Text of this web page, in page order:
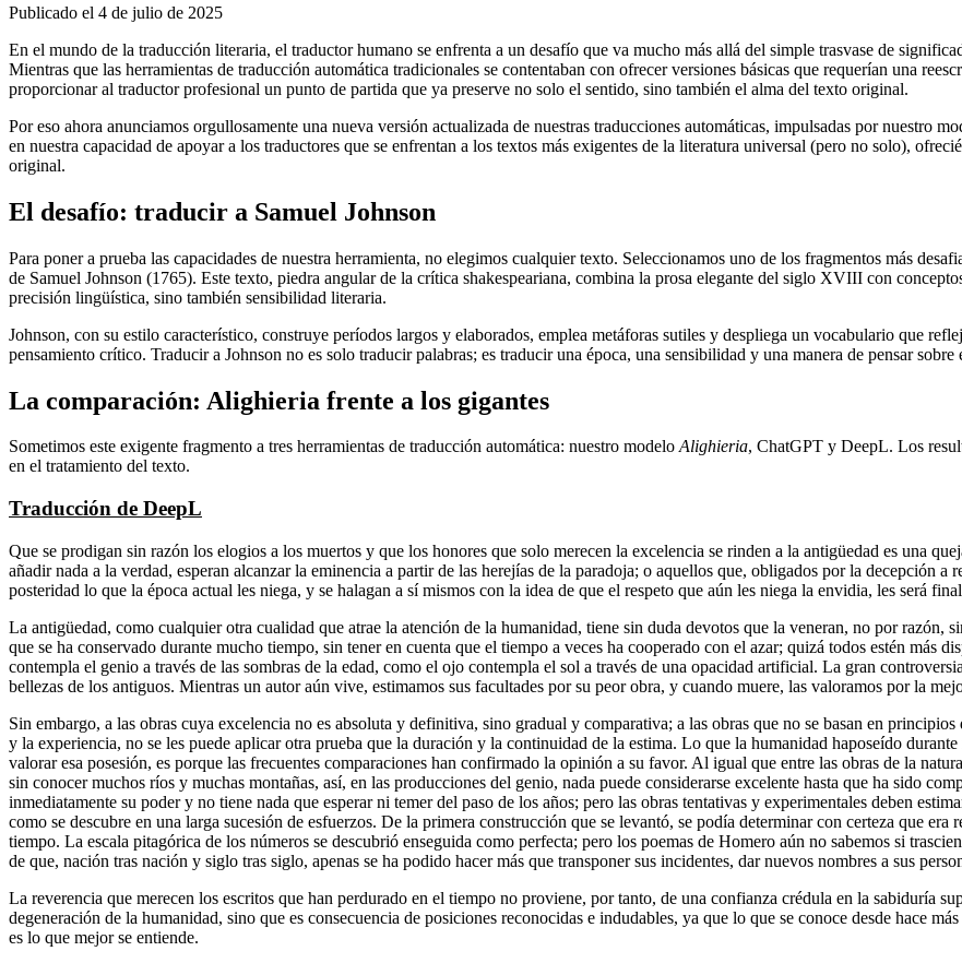
Publicado el 4 de julio de 2025
En el mundo de la traducción literaria, el traductor humano se enfrenta a un desafío que va mucho más allá del simple trasvase de
Mientras que las herramientas de traducción automática tradicionales se contentaban con ofrecer versiones básicas que requerían una
proporcionar al traductor profesional un punto de partida que ya preserve no solo el sentido, sino también el alma del texto original.
Por eso ahora anunciamos orgullosamente una nueva versión actualizada de nuestras traducciones automáticas, impulsadas por nuestro
en nuestra capacidad de apoyar a los traductores que se enfrentan a los textos más exigentes de la literatura universal (pero no solo),
original.
El desafío: traducir a Samuel Johnson
Para poner a prueba las capacidades de nuestra herramienta, no elegimos cualquier texto. Seleccionamos uno de los fragmentos más
de Samuel Johnson (1765). Este texto, piedra angular de la crítica shakespeariana, combina la prosa elegante del siglo XVIII con
precisión lingüística, sino también sensibilidad literaria.
Johnson, con su estilo característico, construye períodos largos y elaborados, emplea metáforas sutiles y despliega un vocabulario que
pensamiento crítico. Traducir a Johnson no es solo traducir palabras; es traducir una época, una sensibilidad y una manera de pensar sobre
La comparación: Alighieria frente a los gigantes
Sometimos este exigente fragmento a tres herramientas de traducción automática: nuestro modeloAlighieria, ChatGPT y DeepL. Los
en el tratamiento del texto.
Traducción de DeepL
Que se prodigan sin razón los elogios a los muertos y que los honores que solo merecen la excelencia se rinden a la antigüedad es una
añadir nada a la verdad, esperan alcanzar la eminencia a partir de las herejías de la paradoja; o aquellos que, obligados por la decepción a
posteridad lo que la época actual les niega, y se halagan a sí mismos con la idea de que el respeto que aún les niega la envidia, les será
La antigüedad, como cualquier otra cualidad que atrae la atención de la humanidad, tiene sin duda devotos que la veneran, no por
que se ha conservado durante mucho tiempo, sin tener en cuenta que el tiempo a veces ha cooperado con el azar; quizá todos estén más
contempla el genio a través de las sombras de la edad, como el ojo contempla el sol a través de una opacidad artificial. La gran
bellezas de los antiguos. Mientras un autor aún vive, estimamos sus facultades por su peor obra, y cuando muere, las valoramos por la
Sin embargo, a las obras cuya excelencia no es absoluta y definitiva, sino gradual y comparativa; a las obras que no se basan en
y la experiencia, no se les puede aplicar otra prueba que la duración y la continuidad de la estima. Lo que la humanidad haposeído
valorar esa posesión, es porque las frecuentes comparaciones han confirmado la opinión a su favor. Al igual que entre las obras de la
sin conocer muchos ríos y muchas montañas, así, en las producciones del genio, nada puede considerarse excelente hasta que ha sido
inmediatamente su poder y no tiene nada que esperar ni temer del paso de los años; pero las obras tentativas y experimentales deben
como se descubre en una larga sucesión de esfuerzos. De la primera construcción que se levantó, se podía determinar con certeza que
tiempo. La escala pitagórica de los números se descubrió enseguida como perfecta; pero los poemas de Homero aún no sabemos si
de que, nación tras nación y siglo tras siglo, apenas se ha podido hacer más que transponer sus incidentes, dar nuevos nombres a sus
La reverencia que merecen los escritos que han perdurado en el tiempo no proviene, por tanto, de una confianza crédula en la sabiduría
degeneración de la humanidad, sino que es consecuencia de posiciones reconocidas e indudables, ya que lo que se conoce desde hace
es lo que mejor se entiende.